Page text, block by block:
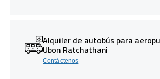
Alquiler de autobús para
Ubon Ratchathani
Contáctenos